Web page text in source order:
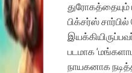
துரோகத்தையும்
பிக்சர்ஸ்
படமாக
நாயகனாக